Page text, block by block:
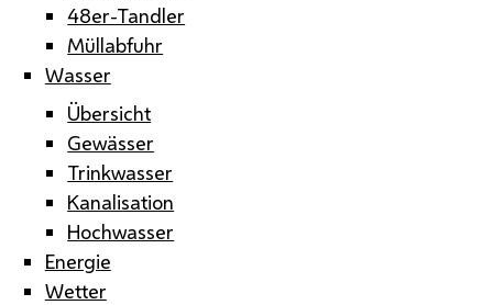
48er-Tandler
Müllabfuhr
Wasser
Übersicht
Gewässer
Trinkwasser
Kanalisation
Hochwasser
Energie
Wetter